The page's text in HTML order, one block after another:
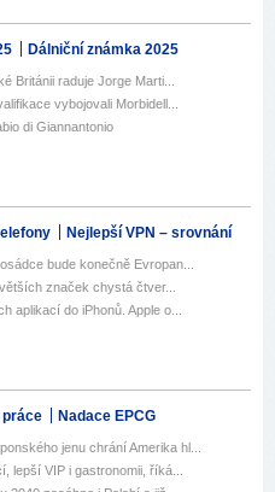
Dálniční známka 2025
Británii raduje Jorge Marti...
vybojovali Morbidell...
di Giannantonio
Nejlepší VPN – srovnání
bude konečně Evropan...
značek chystá čtver...
aplikací do iPhonů. Apple o...
práce Nadace EPCG
jenu chrání Amerika hl...
lepší VIP i gastronomii, říká...